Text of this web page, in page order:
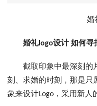
婚
婚礼logo设计 如何寻
截取印象中最深刻的
刻、求婚的时刻，那是只
象来设计Logo，采用新人